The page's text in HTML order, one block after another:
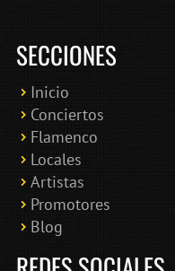
SECCIONES
Inicio
Conciertos
Flamenco
Locales
Artistas
Promotores
Blog